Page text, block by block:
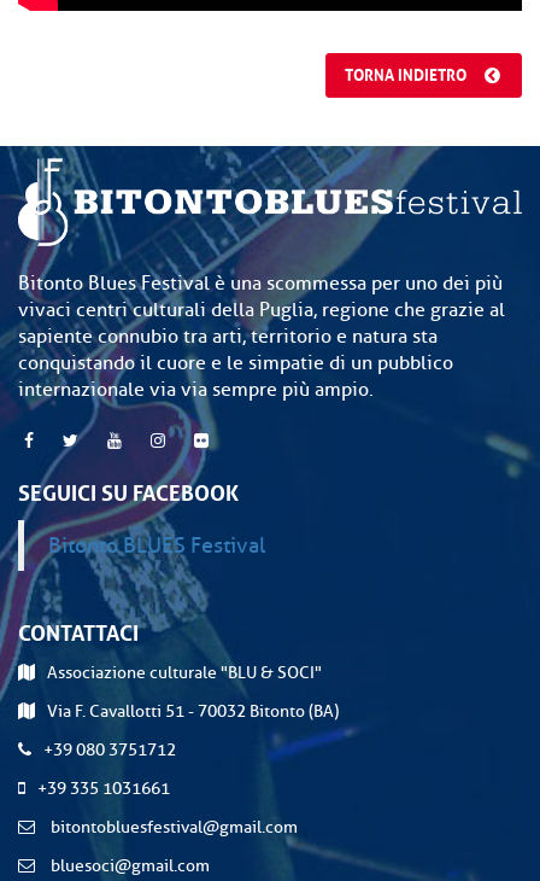
TORNA INDIETRO
Bitonto Blues Festival è una scommessa per uno dei più
vivaci centri culturali della Puglia, regione che grazie al
sapiente connubio tra arti, territorio e natura sta
conquistando il cuore e le simpatie di un pubblico
internazionale via via sempre più ampio.
SEGUICI SU FACEBOOK
Bitonto BLUES Festival
CONTATTACI
Associazione culturale "BLU & SOCI"
Via F. Cavallotti 51 - 70032 Bitonto (BA)
+39 080 3751712
+39 335 1031661
bitontobluesfestival@gmail.com
bluesoci@gmail.com